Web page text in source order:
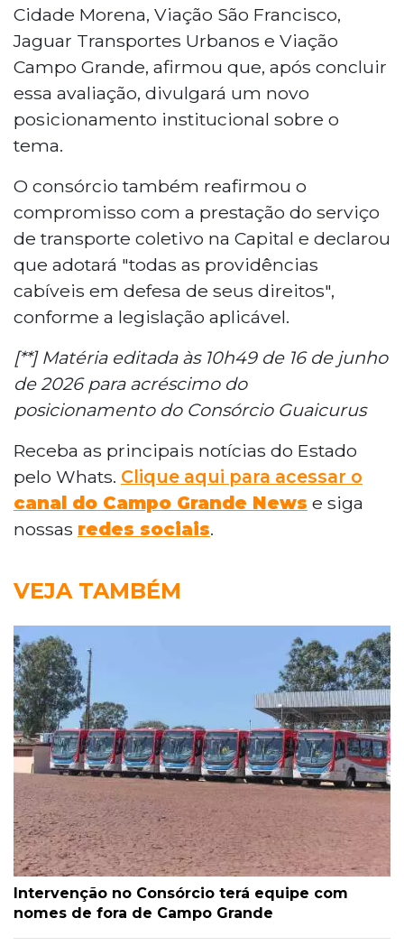
Cidade Morena, Viação São Francisco,
Jaguar Transportes Urbanos e Viação
Campo Grande, afirmou que, após concluir
essa avaliação, divulgará um novo
posicionamento institucional sobre o
tema.
O consórcio também reafirmou o
compromisso com a prestação do serviço
de transporte coletivo na Capital e declarou
que adotará "todas as providências
cabíveis em defesa de seus direitos",
conforme a legislação aplicável.
[**] Matéria editada às 10h49 de 16 de junho
de 2026 para acréscimo do
posicionamento do Consórcio Guaicurus
Receba as principais notícias do Estado
pelo Whats. Clique aqui para acessar o
canal do Campo Grande News e siga
nossas redes sociais.
VEJA TAMBÉM
Intervenção no Consórcio terá equipe com
nomes de fora de Campo Grande